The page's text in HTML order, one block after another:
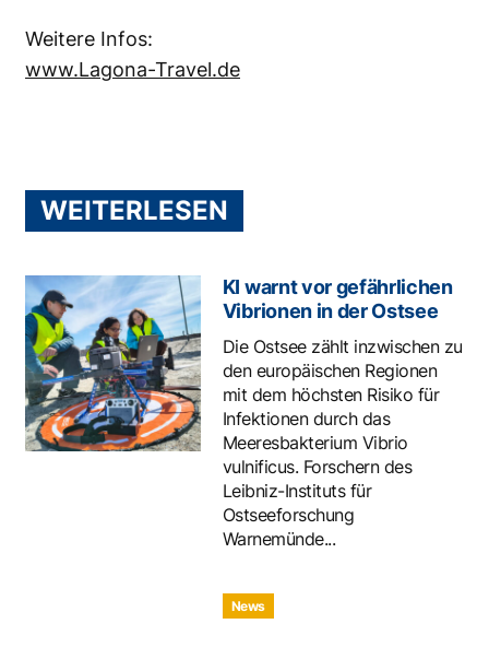
Weitere Infos:
www.Lagona-Travel.de
WEITERLESEN
KI warnt vor gefährlichen
Vibrionen in der Ostsee
Die Ostsee zählt inzwischen zu
den europäischen Regionen
mit dem höchsten Risiko für
Infektionen durch das
Meeresbakterium Vibrio
vulnificus. Forschern des
Leibniz-Instituts für
Ostseeforschung
Warnemünde...
News